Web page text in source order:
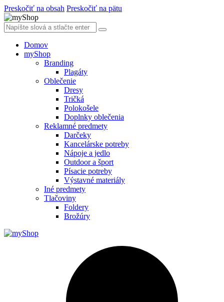
Preskočiť na obsah Preskočiť na pätu
Domov
myShop
Branding
Plagáty
Oblečenie
Dresy
Tričká
Polokošele
Doplnky oblečenia
Reklamné predmety
Darčeky
Kancelárske potreby
Nápoje a jedlo
Outdoor a šport
Písacie potreby
Výstavné materiály
Iné predmety
Tlačoviny
Foldery
Brožúry